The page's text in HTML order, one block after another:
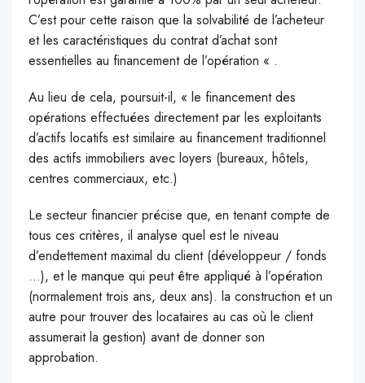
C’est pour cette raison que la solvabilité de l’acheteur
et les caractéristiques du contrat d’achat sont
essentielles au financement de l’opération « .
Au lieu de cela, poursuit-il, « le financement des
opérations effectuées directement par les exploitants
d’actifs locatifs est similaire au financement traditionnel
des actifs immobiliers avec loyers (bureaux, hôtels,
centres commerciaux, etc.)
Le secteur financier précise que, en tenant compte de
tous ces critères, il analyse quel est le niveau
d’endettement maximal du client (développeur / fonds
…), et le manque qui peut être appliqué à l’opération
(normalement trois ans, deux ans). la construction et un
autre pour trouver des locataires au cas où le client
assumerait la gestion) avant de donner son
approbation.